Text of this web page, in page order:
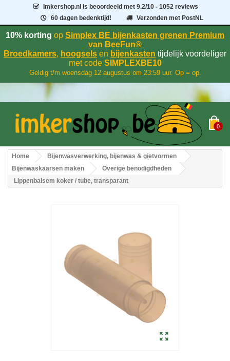
Imkershop.nl is beoordeeld met9.2/10 - 1052 reviews
60 dagen bedenktijd!
Verzonden met PostNL
10% korting op Simplex BE bijenkasten grenen Premium
van BeeFun®
Broedkamers, hoogsels en bijenkasten tijdelijk voordeliger
met codeSIMPLEXBE10
Geldig t/m woensdag 12 augustus om 23:59 uur. Op = op.
0
Home
Bijenwasverwerking, bijenwas & gietvormen
Bijenwaskaarsen maken
Overige benodigdheden
Lippenbalsem koker / tube, transparant